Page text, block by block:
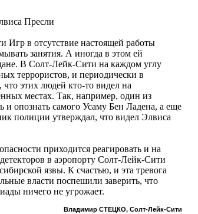
Пресли
Игр в отсутствие настоящей работы
занятия. А иногда в этом ей
В Солт-Лейк-Сити на каждом углу
террористов, и периодически в
этих людей кто-то видел на
местах. Так, например, один из
и опознать самого Усаму Бен Ладена, а еще
полиции утверждал, что видел Элвиса
приходится реагировать и на
в аэропорту Солт-Лейк-Сити
язвы. К счастью, и эта тревога
власти поспешили заверить, что
ничего не угрожает.
Владимир СТЕЦКО, Солт-Лейк-Сити